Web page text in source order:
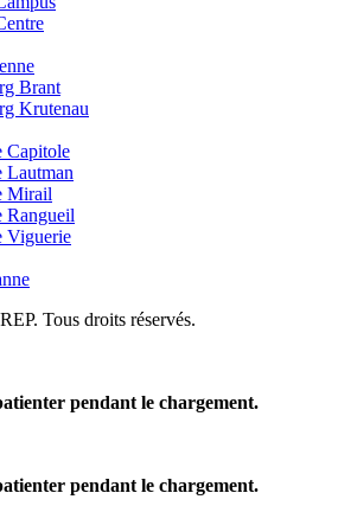
Brant
Krutenau
Capitole
Lautman
Mirail
Rangueil
Viguerie
Tous droits réservés.
pendant le chargement.
pendant le chargement.